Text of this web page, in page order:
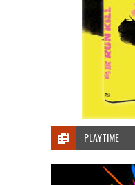
PLAYTIME